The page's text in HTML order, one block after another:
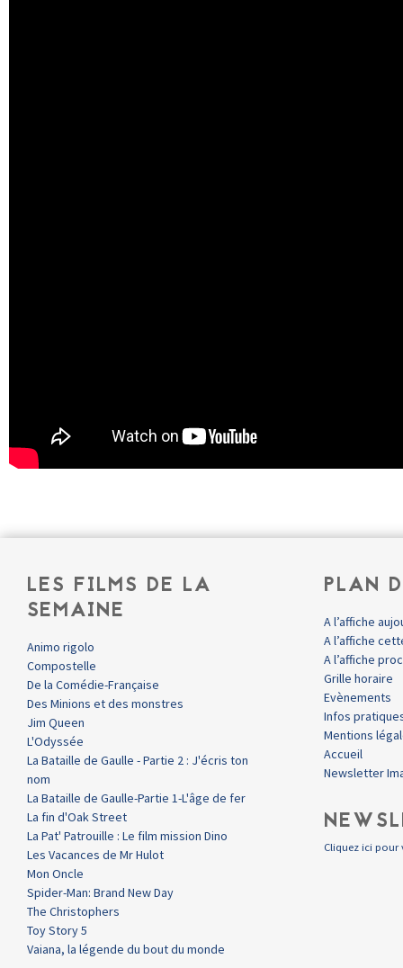
LES FILMS DE LA
SEMAINE
Animo rigolo
Compostelle
De la Comédie-Française
Des Minions et des monstres
Jim Queen
L'Odyssée
La Bataille de Gaulle - Partie 2 : J'écris ton
nom
La Bataille de Gaulle-Partie 1-L'âge de fer
La fin d'Oak Street
La Pat' Patrouille : Le film mission Dino
Les Vacances de Mr Hulot
Mon Oncle
Spider-Man: Brand New Day
The Christophers
Toy Story 5
Vaiana, la légende du bout du monde
PLAN
A l’affiche
A l’affiche
A l’affiche
Grille horaire
Evènements
Infos
Mentions
Accueil
Newsletter
Cliquez ici pour